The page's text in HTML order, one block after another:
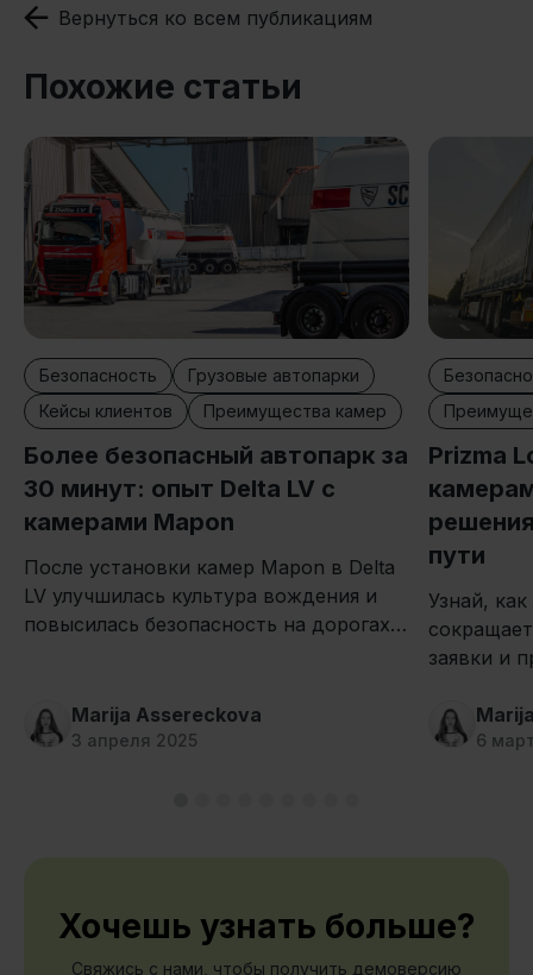
Вернуться ко всем публикациям
Похожие статьи
Безопасность
Грузовые автопарки
Кейсы клиентов
Преимущества камер
Более безопасный автопарк за
30 минут: опыт Delta LV с
камерами Mapon
После установки камер Mapon в Delta
LV улучшилась культура вождения и
повысилась безопасность на дорогах.
Marija Assereckova
3 апреля 2025
Prizma
пути
Узнай,
заявки и
системе
6
Хочешь узнать больше?
Свяжись с нами, чтобы получить демоверсию